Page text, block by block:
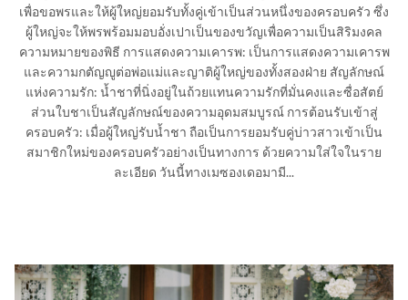
เพื่อขอพรและให้ผู้ใหญ่ยอมรับทั้งคู่เข้าเป็นส่วนหนึ่งของครอบครัว ซึ่ง
ผู้ใหญ่จะให้พรพร้อมมอบอั่งเปาเป็นของขวัญเพื่อความเป็นสิริมงคล
ความหมายของพิธี การแสดงความเคารพ: เป็นการแสดงความเคารพ
และความกตัญญูต่อพ่อแม่และญาติผู้ใหญ่ของทั้งสองฝ่าย สัญลักษณ์
แห่งความรัก: น้ำชาที่นิ่งอยู่ในถ้วยแทนความรักที่มั่นคงและซื่อสัตย์
ส่วนใบชาเป็นสัญลักษณ์ของความอุดมสมบูรณ์ การต้อนรับเข้าสู่
ครอบครัว: เมื่อผู้ใหญ่รับน้ำชา ถือเป็นการยอมรับคู่บ่าวสาวเข้าเป็น
สมาชิกใหม่ของครอบครัวอย่างเป็นทางการ ด้วยความใส่ใจในราย
ละเอียด วันนี้ทางเมซองเดอมามี...